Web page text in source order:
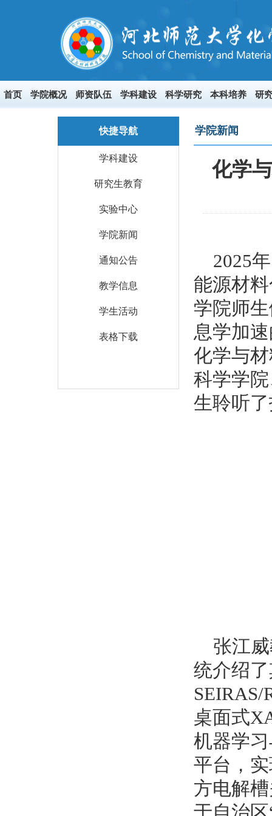
首页 学院概况 师资队伍 学科建设 科学研究 本科培养 研
快捷导航
学科建设
研究生教育
实验中心
学院新闻
通知公告
教学信息
学生活动
表格下载
学院新闻
化学
2025
能源材
学院师
息学加
化学与
科学学
生聆听
张江
统介绍
桌面式
机器学
平台，
方电解